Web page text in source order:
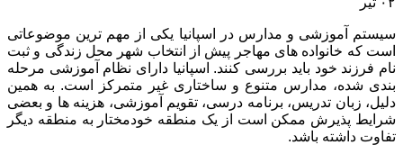
سیستم آموزشی و مدارس در اسپانیا یکی از مهم ترین موضوعاتی
است که خانواده های مهاجر پیش از انتخاب شهر محل زندگی و ثبت
نام فرزند خود باید بررسی کنند. اسپانیا دارای نظام آموزشی مرحله
بندی شده، مدارس متنوع و ساختاری غیر متمرکز است. به همین
دلیل، زبان تدریس، برنامه درسی، تقویم آموزشی، هزینه ها و بعضی
شرایط پذیرش ممکن است از یک منطقه خودمختار به منطقه دیگر
تفاوت داشته باشد.